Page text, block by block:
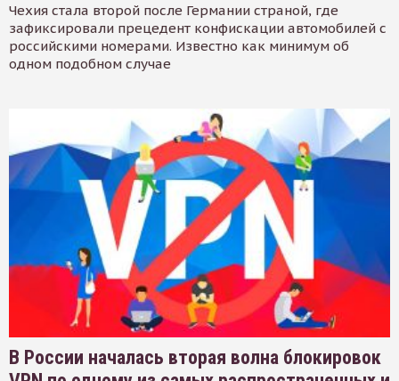
Чехия стала второй после Германии страной, где
зафиксировали прецедент конфискации автомобилей с
российскими номерами. Известно как минимум об
одном подобном случае
В России началась вторая волна блокировок